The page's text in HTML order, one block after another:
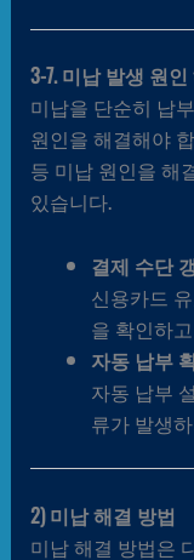
3-7. 미납 발생 원인
미납을 단순히 납
원인을 해결해야
등 미납 원인을 해
있습니다.
결제 수단
신용카드
을 확인하
자동 납부
자동 납부
류가 발생
2) 미납 해결 방법
미납 해결 방법은